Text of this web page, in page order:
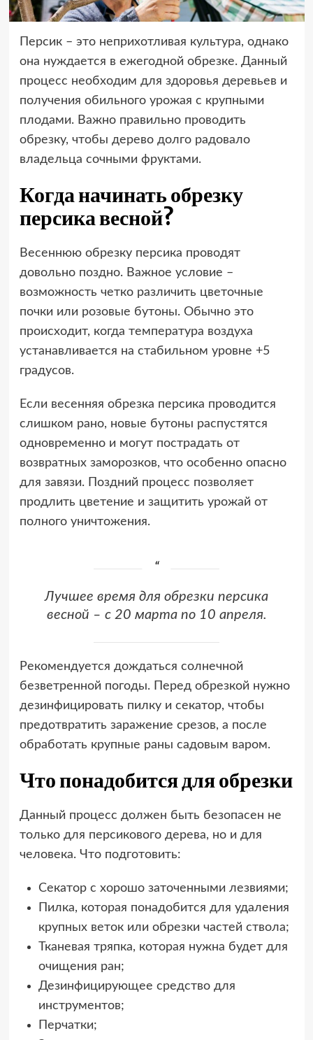
Персик – это неприхотливая культура, однако
она нуждается в ежегодной обрезке. Данный
процесс необходим для здоровья деревьев и
получения обильного урожая с крупными
плодами. Важно правильно проводить
обрезку, чтобы дерево долго радовало
владельца сочными фруктами.
Когда начинать обрезку
персика весной?
Весеннюю обрезку персика проводят
довольно поздно. Важное условие –
возможность четко различить цветочные
почки или розовые бутоны. Обычно это
происходит, когда температура воздуха
устанавливается на стабильном уровне +5
градусов.
Если весенняя обрезка персика проводится
слишком рано, новые бутоны распустятся
одновременно и могут пострадать от
возвратных заморозков, что особенно опасно
для завязи. Поздний процесс позволяет
продлить цветение и защитить урожай от
полного уничтожения.
Лучшее время для обрезки персика
весной – с 20 марта по 10 апреля.
Рекомендуется дождаться солнечной
безветренной погоды. Перед обрезкой нужно
дезинфицировать пилку и секатор, чтобы
предотвратить заражение срезов, а после
обработать крупные раны садовым варом.
Что понадобится для обрезки
Данный процесс должен быть безопасен не
только для персикового дерева, но и для
человека. Что подготовить:
Секатор с хорошо заточенными лезвиями;
Пилка, которая понадобится для удаления
крупных веток или обрезки частей ствола;
Тканевая тряпка, которая нужна будет для
очищения ран;
Дезинфицирующее средство для
инструментов;
Перчатки;